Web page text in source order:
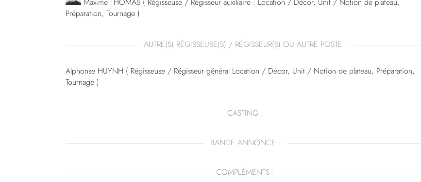
Préparation, Tournage )
AUTRE(S) RÉGISSEUSE(S) / RÉGISSEUR(S) OU AUTRE POSTE :
Alphonse HUYNH ( Régisseuse / Régisseur général Location / Décor, Unit / Notion de plateau, Préparation,
Tournage )
CASTING :
BANDE ANNONCE :
COMPLÉMENTS :